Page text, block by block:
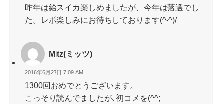
昨年は給スイカ楽しめましたが、今年は落選でし
た。レポ楽しみにお待ちしております(^-^)/
Mitz(ミッツ)
2016年6月27日 7:09 AM
1300回おめでとうございます。
こっそり読んでましたが､初コメを(^^;